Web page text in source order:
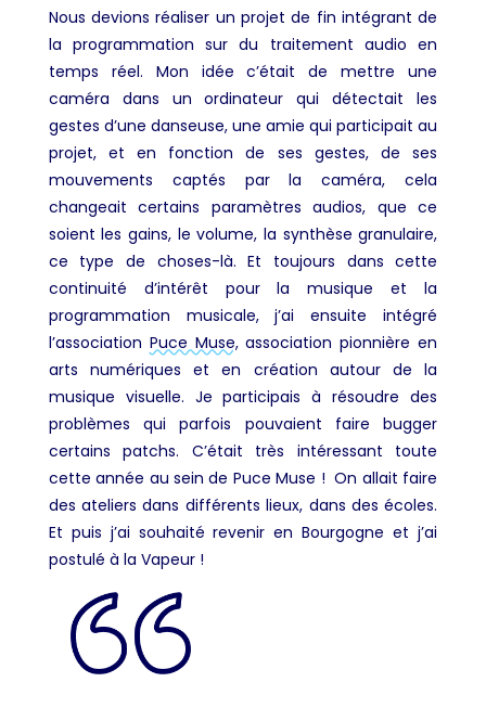
Nous devions réaliser un projet de fin intégrant de
la programmation sur du traitement audio en
temps réel. Mon idée c’était de mettre une
caméra dans un ordinateur qui détectait les
gestes d’une danseuse, une amie qui participait au
projet, et en fonction de ses gestes, de ses
mouvements captés par la caméra, cela
changeait certains paramètres audios, que ce
soient les gains, le volume, la synthèse granulaire,
ce type de choses-là. Et toujours dans cette
continuité d’intérêt pour la musique et la
programmation musicale, j’ai ensuite intégré
l’association Puce Muse,association pionnière en
arts numériques et en création autour de la
musique visuelle. Je participais à résoudre des
problèmes qui parfois pouvaient faire bugger
certains patchs. C’était très intéressant toute
cette année au sein de Puce Muse ! On allait faire
des ateliers dans différents lieux, dans des écoles.
Et puis j’ai souhaité revenir en Bourgogne et j’ai
postulé à la Vapeur !